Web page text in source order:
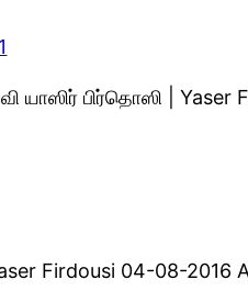
யாஸிர் பிர்தொஸி | Yaser
Firdousi 04-08-2016